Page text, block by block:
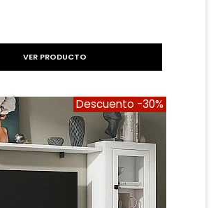
VER PRODUCTO
Descuento -30%